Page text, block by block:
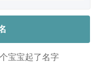
个宝宝起了名字